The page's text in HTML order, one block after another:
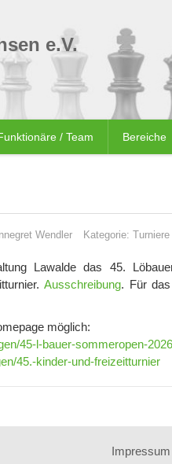
e.V.
/ Team Bereiche
Wendler Kategorie: Turniere
Lawalde das 45.
Ausschreibung. Für das
möglich:
45-l-bauer-sommeropen-2026
45.-kinder-und-freizeitturnier
Impressum